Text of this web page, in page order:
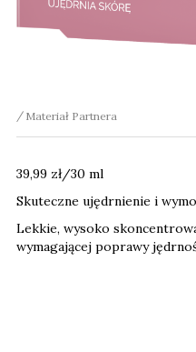
Materiał Partnera
39,99 zł/30 ml
Skuteczne ujędrnienie i
Lekkie, wysoko
wymagającej poprawy